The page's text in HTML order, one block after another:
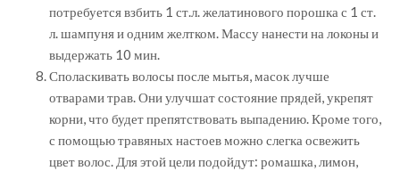
потребуется взбить 1 ст.л. желатинового порошка с 1 ст.
л. шампуня и одним желтком. Массу нанести на локоны и
выдержать 10 мин.
Споласкивать волосы после мытья, масок лучше
отварами трав. Они улучшат состояние прядей, укрепят
корни, что будет препятствовать выпадению. Кроме того,
с помощью травяных настоев можно слегка освежить
цвет волос. Для этой цели подойдут: ромашка, лимон,